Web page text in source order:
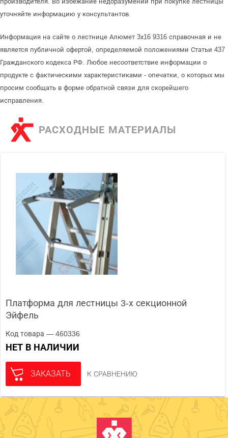
уточняйте информацию у консультантов.
Информация на сайте о лестнице Алюмет 3х16 9316 справочная и не
является публичной офертой, определяемой положениями Статьи 437
Гражданского кодекса РФ. Любое несоответствие информации о
продукте с фактическими характеристиками - опечатки, о которых мы
просим сообщать в форме обратной связи для скорейшего
исправления.
РАСХОДНЫЕ МАТЕРИАЛЫ
Платформа для лестницы 3-х секционной
Эйфель
Код товара — 460336
НЕТ В НАЛИЧИИ
ЗАКАЗАТЬ К СРАВНЕНИЮ